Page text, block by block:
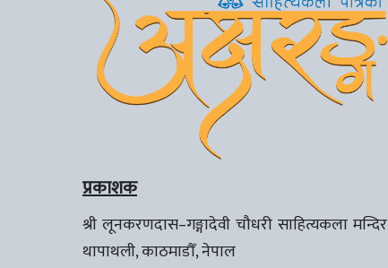
प्रकाशक
श्री लूनकरणदास–गङ्गादेवी चौधरी साहित्यकला मन्दिर
थापाथली, काठमाडौँ, नेपाल